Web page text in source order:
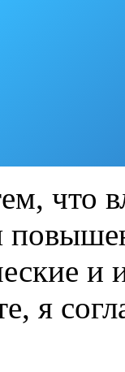
что
и
я